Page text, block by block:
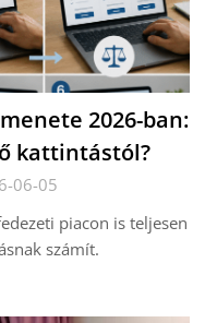
2026-ban:
kattintástól?
06-05
piacon is teljesen
számít.